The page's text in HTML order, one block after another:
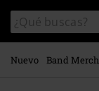
contenido
principal
Buscar
en
el
catálogo
Nuevo Band Merch